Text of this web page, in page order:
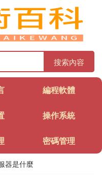
搜索內容
編程軟體
操作系統
密碼管理
器是什麼